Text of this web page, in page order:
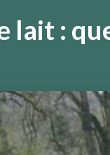
lait :